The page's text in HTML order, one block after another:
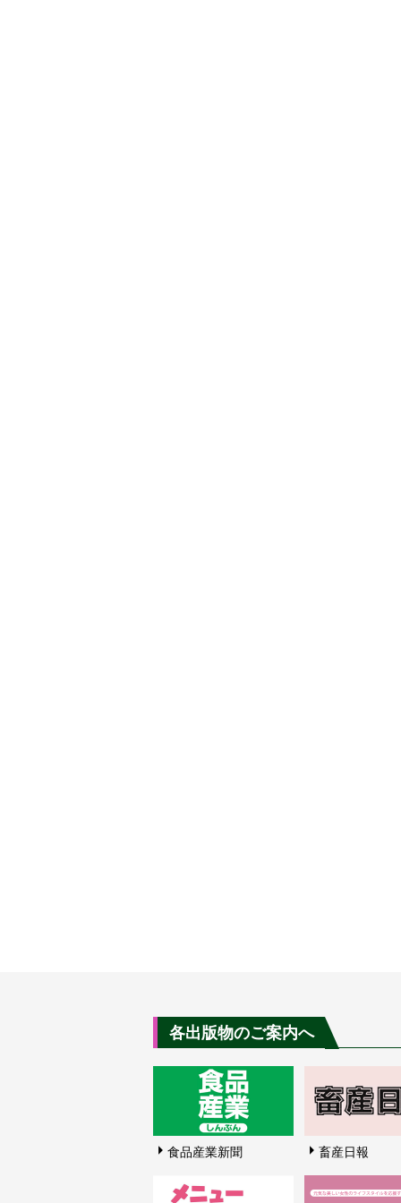
各出版物のご案内へ
食品産業新聞 畜産日報